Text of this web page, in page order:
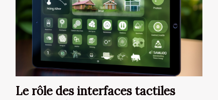
Le rôle des interfaces tactiles